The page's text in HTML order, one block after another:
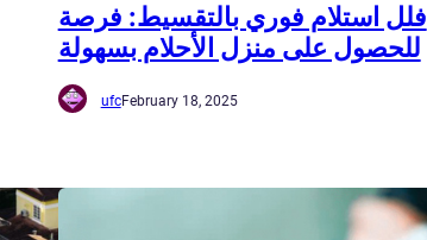
فلل استلام فوري بالتقسيط: فرصة
للحصول على منزل الأحلام بسهولة
ufcFebruary 18, 2025